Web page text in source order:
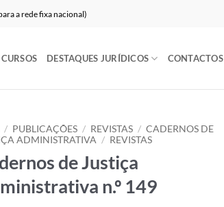
a rede fixa nacional)
CURSOS DESTAQUES JURÍDICOS CONTACTOS
/ PUBLICAÇÕES / REVISTAS / CADERNOS DE
ADMINISTRATIVA / REVISTAS
de Justiça
n.º 149